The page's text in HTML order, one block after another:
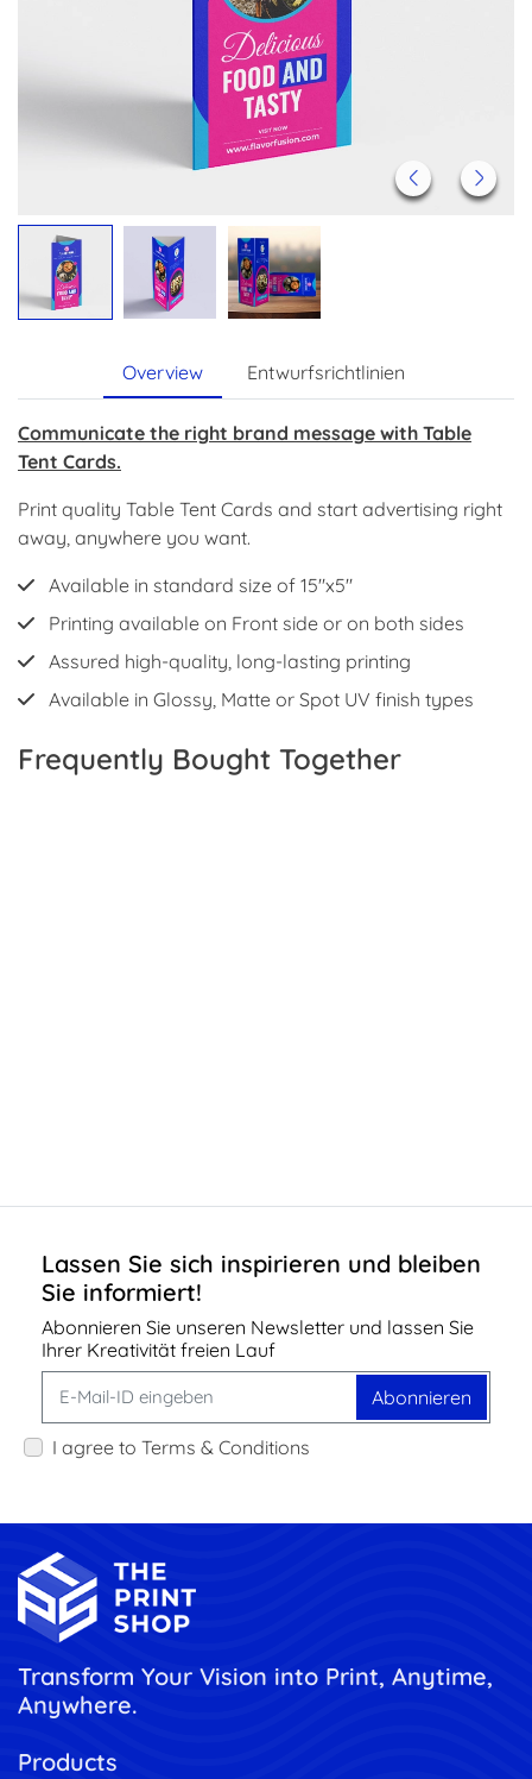
Overview Entwurfsrichtlinien
Communicate the right brand message with Table
Tent Cards.
Print quality Table Tent Cards and start advertising right
away, anywhere you want.
Available in standard size of 15"x5"
Printing available on Front side or on both sides
Assured high-quality, long-lasting printing
Available in Glossy, Matte or Spot UV finish types
Frequently Bought Together
Lassen Sie sich inspirieren und bleiben
Sie informiert!
Abonnieren Sie unseren Newsletter und lassen Sie
Ihrer Kreativität freien Lauf
Abonnieren
I agree to Terms & Conditions
Transform Your Vision into Print, Anytime,
Anywhere.
Products